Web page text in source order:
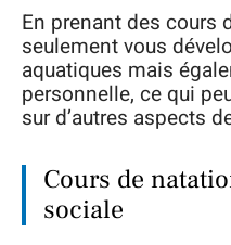
En prenant des cours
seulement vous
aquatiques mais
personnelle, ce qui
sur d’autres aspects
Cours de
sociale